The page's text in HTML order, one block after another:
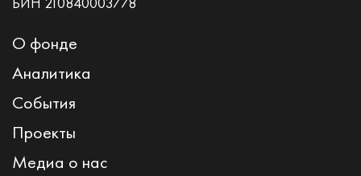
О фонде
Аналитика
События
Проекты
Медиа о нас